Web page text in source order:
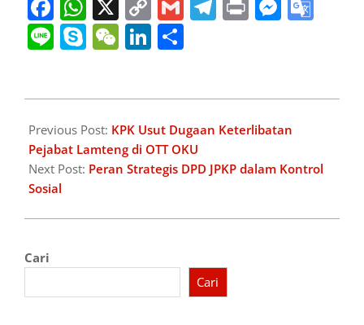
Link
LineSkypeWeChat
LinkedIn
04-
23
Previous Post: KPK Usut Dugaan Keterlibatan
Pejabat Lamteng di OTT OKU
Next Post: Peran Strategis DPD JPKP dalam Kontrol
Sosial
Cari
Cari